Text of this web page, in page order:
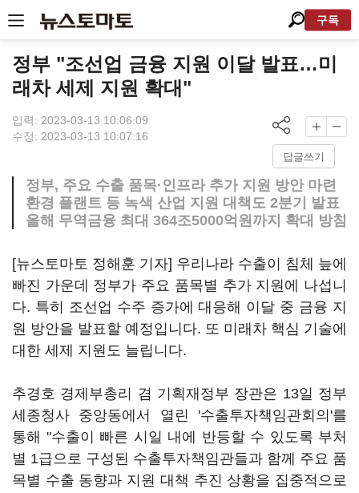
구독
정부 "조선업 금융 지원 이달 발표…미
래차 세제 지원 확대"
입력: 2023-03-13 10:06:09
수정: 2023-03-13 10:07:16
답글쓰기
정부, 주요 수출 품목·인프라 추가 지원 방안 마련
환경 플랜트 등 녹색 산업 지원 대책도 2분기 발표
올해 무역금융 최대 364조5000억원까지 확대 방침
[뉴스토마토 정해훈 기자] 우리나라 수출이 침체 늪에
빠진 가운데 정부가 주요 품목별 추가 지원에 나섭니
다. 특히 조선업 수주 증가에 대응해 이달 중 금융 지
원 방안을 발표할 예정입니다. 또 미래차 핵심 기술에
대한 세제 지원도 늘립니다.
추경호 경제부총리 겸 기획재정부 장관은 13일 정부
세종청사 중앙동에서 열린 '수출투자책임관회의'를
통해 "수출이 빠른 시일 내에 반등할 수 있도록 부처
별 1급으로 구성된 수출투자책임관들과 함께 주요 품
목별 수출 동향과 지원 대책 추진 상황을 집중적으로